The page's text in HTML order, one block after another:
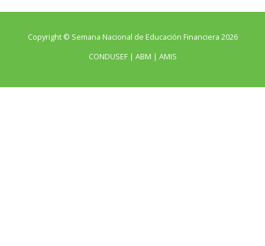
Copyright © Semana Nacional de Educación Financiera 2026
CONDUSEF | ABM | AMIS